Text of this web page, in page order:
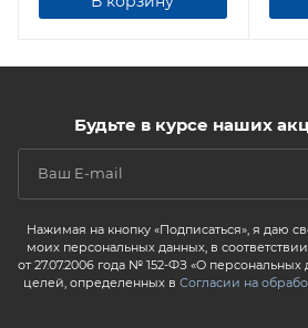
Будьте в курсе наших
Нажимая на кнопку «Подписаться», я даю
моих персональных данных, в
от 27.07.2006 года № 152-ФЗ «О персональных
целей, определенных в Согласии на